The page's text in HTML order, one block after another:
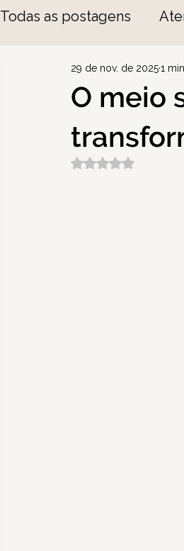
Todas as postagens
O meio
29 de nov. de 20251
Avaliado com